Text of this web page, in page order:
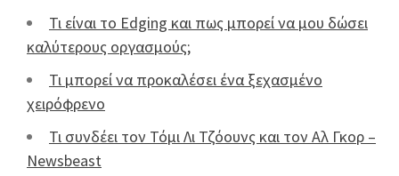
Τι είναι το Edging και πως μπορεί να μου δώσει
καλύτερους οργασμούς;
Τι μπορεί να προκαλέσει ένα ξεχασμένο
χειρόφρενο
Τι συνδέει τον Τόμι Λι Τζόουνς και τον Αλ Γκορ –
Newsbeast